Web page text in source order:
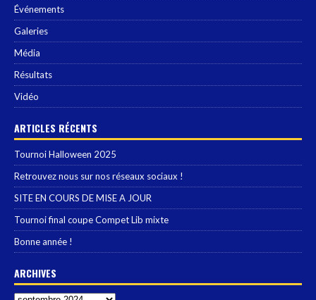
Événements
Galeries
Média
Résultats
Vidéo
ARTICLES RÉCENTS
Tournoi Halloween 2025
Retrouvez nous sur nos réseaux sociaux !
SITE EN COURS DE MISE A JOUR
Tournoi final coupe Compet Lib mixte
Bonne année !
ARCHIVES